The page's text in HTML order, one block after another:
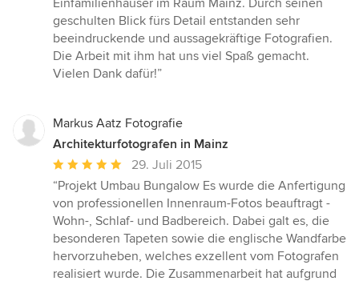
von
5
Sternen
Einfamilienhäuser im Raum Mainz. Durch seinen
geschulten Blick fürs Detail entstanden sehr
beeindruckende und aussagekräftige Fotografien.
Die Arbeit mit ihm hat uns viel Spaß gemacht.
Vielen Dank dafür!”
Markus Aatz Fotografie
Architekturfotografen in Mainz
Durchschnittliche
Bewertung:
5
von
5
Sternen
29. Juli 2015
“Projekt Umbau Bungalow Es wurde die Anfertigung
von professionellen Innenraum-Fotos beauftragt -
Wohn-, Schlaf- und Badbereich. Dabei galt es, die
besonderen Tapeten sowie die englische Wandfarbe
hervorzuheben, welches exzellent vom Fotografen
realisiert wurde. Die Zusammenarbeit hat aufgrund